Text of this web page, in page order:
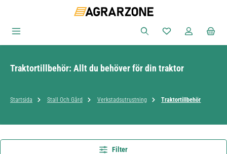
Du har 0 objekt i
Traktortillbehör: Allt du behöver för din traktor
Startsida Stall Och Gård Verkstadsutrustning Traktortillbehör
Filter